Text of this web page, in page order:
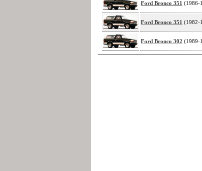
Ford Bronco 351 (1986-
Ford Bronco 351 (1982-
Ford Bronco 302 (1989-